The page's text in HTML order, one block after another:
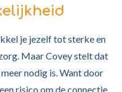
je jezelf tot sterke en
Maar Covey stelt dat
nodig is. Want door
risico om de connectie